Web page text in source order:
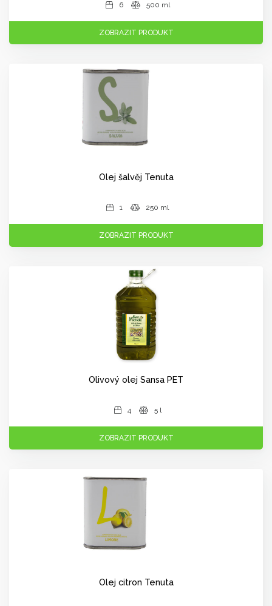
6 500 ml
ZOBRAZIT PRODUKT
Olej šalvěj Tenuta
1 250 ml
ZOBRAZIT PRODUKT
Olivový olej Sansa PET
4 5 l
ZOBRAZIT PRODUKT
Olej citron Tenuta